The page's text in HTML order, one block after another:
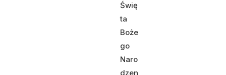
Świę
ta
Boże
go
Naro
dzen